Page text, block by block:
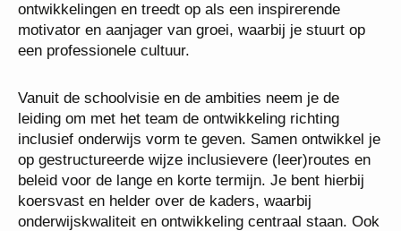
ontwikkelingen en treedt op als een inspirerende
motivator en aanjager van groei, waarbij je stuurt op
een professionele cultuur.
Vanuit de schoolvisie en de ambities neem je de
leiding om met het team de ontwikkeling richting
inclusief onderwijs vorm te geven. Samen ontwikkel
je op gestructureerde wijze inclusievere (leer)routes
en beleid voor de lange en korte termijn. Je bent
hierbij koersvast en helder over de kaders, waarbij
onderwijskwaliteit en ontwikkeling centraal staan.